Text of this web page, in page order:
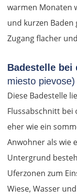
warmen Monaten
und kurzen
Zugang flacher
Badestelle bei
miesto pievose)
Diese Badestelle
Flussabschnitt
eher wie ein
Anwohner als wie
Untergrund
Uferzonen zum
Wiese, Wasser